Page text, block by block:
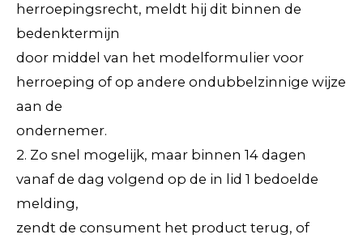
herroepingsrecht, meldt hij dit binnen de
bedenktermijn
door middel van het modelformulier voor
herroeping of op andere ondubbelzinnige wijze
aan de
ondernemer.
2. Zo snel mogelijk, maar binnen 14 dagen
vanaf de dag volgend op de in lid 1 bedoelde
melding,
zendt de consument het product terug, of